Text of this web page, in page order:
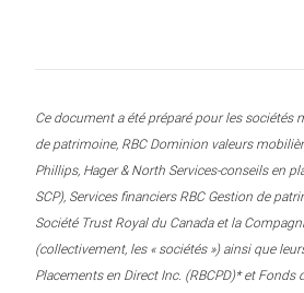
Ce document a été préparé pour les sociétés
de patrimoine, RBC Dominion valeurs
Phillips, Hager & North Services-conseils en
SCP), Services financiers RBC Gestion de
Société Trust Royal du Canada et la
(collectivement, les « sociétés ») ainsi que
Placements en Direct Inc. (RBCPD)* et Fonds